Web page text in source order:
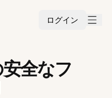
ログイン
全なフ